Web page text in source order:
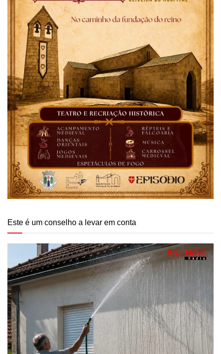
Este é um conselho a levar em conta